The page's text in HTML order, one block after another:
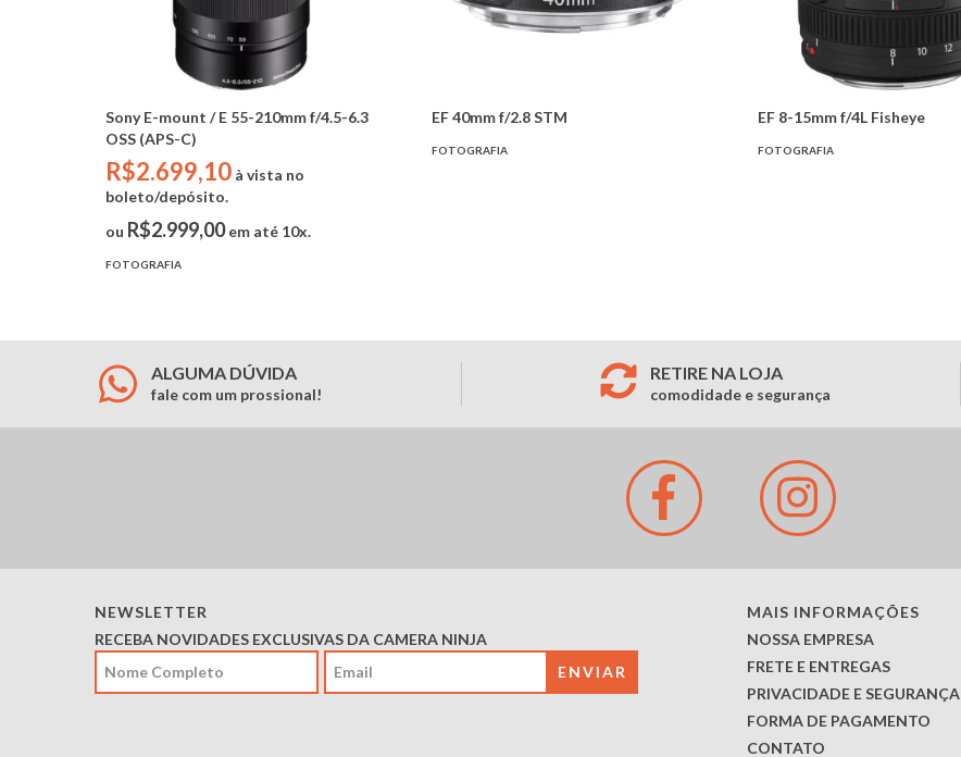
Sony E-mount / E 55-210mm f/4.5-6.3
OSS (APS-C)
R$2.699,10 à vista no
boleto/depósito.
ou R$2.999,00em até 10x.
FOTOGRAFIA
EF 40mm f/2.8 STM
FOTOGRAFIA
EF 8-15mm f/4L Fisheye
FOTOGRAFIA
ALGUMA DÚVIDA
fale com um prossional!
RETIRE NA LOJA
comodidade e segurança
NEWSLETTER
RECEBA NOVIDADES EXCLUSIVAS DA CAMERA NINJA
MAIS INFORMAÇÕES
NOSSA EMPRESA
FRETE E ENTREGAS
PRIVACIDADE E SEGURANÇA
FORMA DE PAGAMENTO
CONTATO